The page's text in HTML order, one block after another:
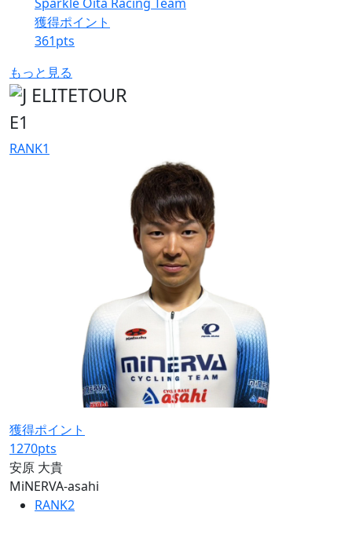
獲得ポイント
361pts
もっと見る
E1
RANK1
獲得ポイント
1270pts
安原 大貴
MiNERVA-asahi
RANK2